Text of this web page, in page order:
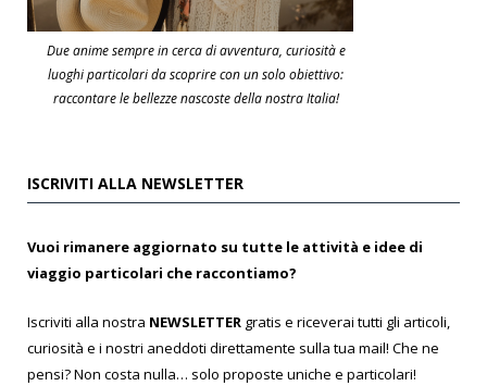
Due anime sempre in cerca di avventura, curiosità e
luoghi particolari da scoprire con un solo obiettivo:
raccontare le bellezze nascoste della nostra Italia!
ISCRIVITI ALLA NEWSLETTER
Vuoi rimanere aggiornato su tutte le attività e idee di
viaggio particolari che raccontiamo?
Iscriviti alla nostra NEWSLETTER gratis e riceverai tutti gli articoli,
curiosità e i nostri aneddoti direttamente sulla tua mail! Che ne
pensi? Non costa nulla… solo proposte uniche e particolari!